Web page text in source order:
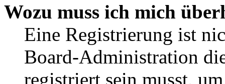
Wozu muss ich mich
Eine Registrierung ist
Board-Administration
registriert sein musst,